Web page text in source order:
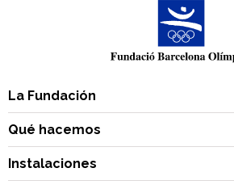
La Fundación
Qué hacemos
Instalaciones